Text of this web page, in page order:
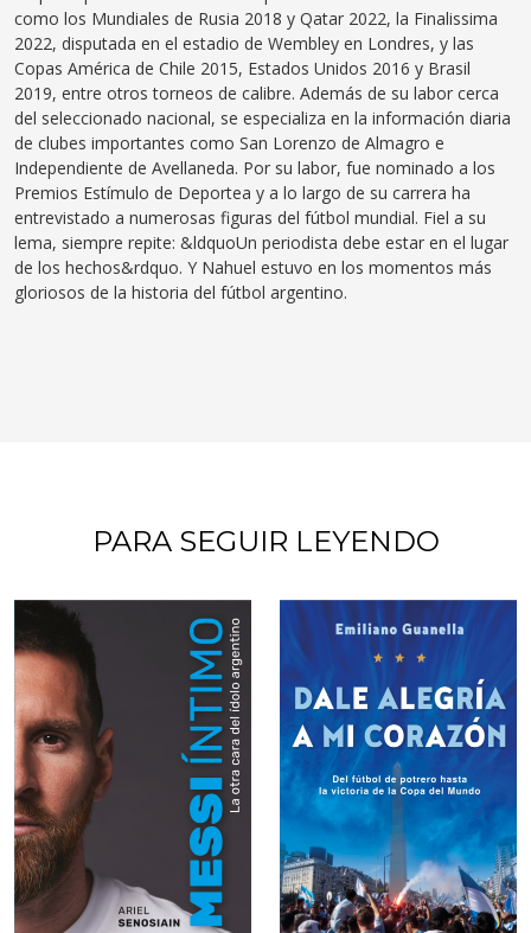
como los Mundiales de Rusia 2018 y Qatar 2022, la Finalissima
2022, disputada en el estadio de Wembley en Londres, y las
Copas América de Chile 2015, Estados Unidos 2016 y Brasil
2019, entre otros torneos de calibre. Además de su labor cerca
del seleccionado nacional, se especializa en la información diaria
de clubes importantes como San Lorenzo de Almagro e
Independiente de Avellaneda. Por su labor, fue nominado a los
Premios Estímulo de Deportea y a lo largo de su carrera ha
entrevistado a numerosas figuras del fútbol mundial. Fiel a su
lema, siempre repite: &ldquoUn periodista debe estar en el lugar
de los hechos&rdquo. Y Nahuel estuvo en los momentos más
gloriosos de la historia del fútbol argentino.
PARA SEGUIR LEYENDO